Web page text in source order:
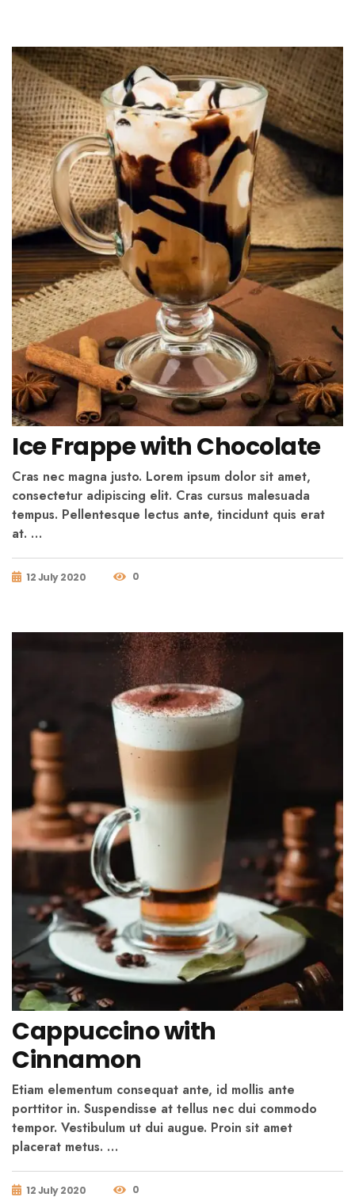
Ice Frappe with Chocolate
Cras nec magna justo. Lorem ipsum dolor sit amet,
consectetur adipiscing elit. Cras cursus malesuada
tempus. Pellentesque lectus ante, tincidunt quis erat
at. …
12 July 2020 0
Cappuccino with
Cinnamon
Etiam elementum consequat ante, id mollis ante
porttitor in. Suspendisse at tellus nec dui commodo
tempor. Vestibulum ut dui augue. Proin sit amet
placerat metus. …
12 July 2020 0